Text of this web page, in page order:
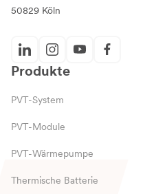
50829 Köln
Produkte
PVT-System
PVT-Module
PVT-Wärmepumpe
Thermische Batterie